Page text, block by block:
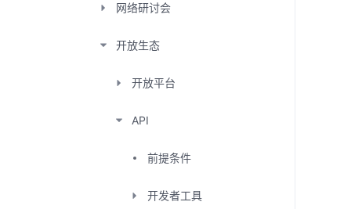
网络研讨会
开放生态
开放平台
API
前提条件
开发者工具